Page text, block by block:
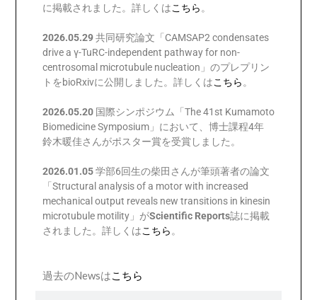
に掲載されました。詳しくはこちら 。
2026.05.29共同研究論文「CAMSAP2 condensates
drive a γ-TuRC-independent pathway for non-
centrosomal microtubule nucleation」のプレプリン
トをbioRxivに公開しました。詳しくはこちら 。
2026.05.20 国際シンポジウム「The 41st Kumamoto
Biomedicine Symposium」において、博士課程4年
鈴木暖佳さんがポスター賞を受賞しました。
2026.01.05学部6回生の柴田さんが筆頭著者の論文
「Structural analysis of a motor with increased
mechanical output reveals new transitions in kinesin
microtubule motility」がScientific Reports誌に掲載
されました。詳しくはこちら 。
過去のNewsはこちら